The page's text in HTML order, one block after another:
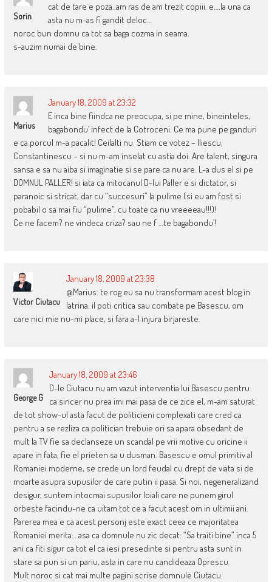
Sorin
cat de tare e poza..am ras de am trezit copiii. e….la una ca
asta nu m-as fi gandit deloc…
noroc bun domnu ca tot sa baga cozma in seama.
s-auzim numai de bine.
Marius
January 18, 2009 at 23:32
E inca bine fiindca ne preocupa, si pe mine, bineinteles,
bagabondu’ infect de la Cotroceni. Ce ma pune pe ganduri
e ca porcul m-a pacalit! Ceilalti nu. Stiam ce votez – Iliescu,
Constantinescu – si nu m-am inselat cu astia doi. Are talent, singura
sansa e sa nu aiba si imaginatie si se pare ca nu are. L-a dus el si pe
DOMNUL PALLER! si iata ca mitocanul D-lui Paller e si dictator, si
paranoic si stricat, dar cu “succesuri” la pulime (si eu am fost si
pobabil o sa mai fiu “pulime”, cu toate ca nu vreeeeau!!!)!
Ce ne facem? ne vindeca criza? sau ne f …te bagabondu’!
Victor Ciutacu
January 18, 2009 at 23:38
@Marius: te rog eu sa nu transformam acest blog in
latrina. il poti critica sau combate pe Basescu, om
care nici mie nu-mi place, si fara a-l injura birjareste.
George G
January 18, 2009 at 23:46
D-le Ciutacu nu am vazut interventia lui Basescu pentru
ca sincer nu prea imi mai pasa de ce zice el, m-am saturat
de tot show-ul asta facut de politicieni complexati care cred ca
pentru a se rezliza ca politician trebuie ori sa apara obsedant de
mult la TV fie sa declanseze un scandal pe vrii motive cu oricine ii
apare in fata, fie el prieten sa u dusman. Basescu e omul primitiv al
Romaniei moderne, se crede un lord feudal cu drept de viata si de
moarte asupra supusilor de care putin ii pasa. Si noi, negeneralizand
desigur, suntem intocmai supusilor loiali care ne punem girul
orbeste facindu-ne ca uitam tot ce a facut acest om in ultimii ani.
Parerea mea e ca acest personj este exact ceea ce majoritatea
Romaniei merita… asa ca domnule nu zic decat: “Sa traiti bine” inca 5
ani ca fiti sigur ca tot el ca iesi presedinte si pentru asta sunt in
stare sa pun si un pariu, asta in care nu candideaza Oprescu.
Mult noroc si cat mai multe pagini scrise domnule Ciutacu.